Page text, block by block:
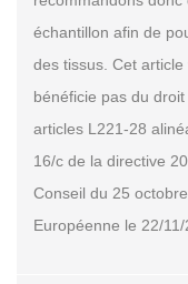
échantillon afin de
des tissus. Cet
bénéficie pas du
articles L221-28
16/c de la directive
Conseil du 25
Européenne le 22/11/